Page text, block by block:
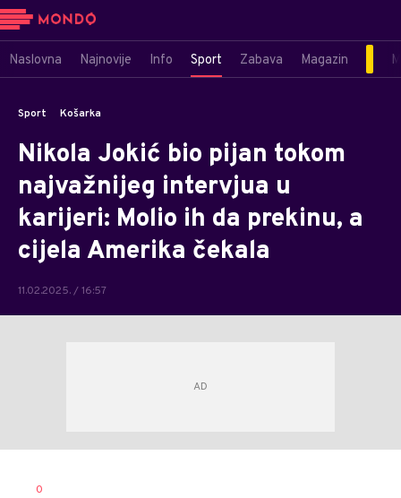
Naslovna Najnovije Info Sport Zabava Magazin
Sport Košarka
Nikola Jokić bio pijan tokom
najvažnijeg intervjua u
karijeri: Molio ih da prekinu, a
cijela Amerika čekala
11.02.2025. / 16:57
0